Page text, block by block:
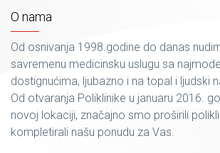
O nama
Od osnivanja 1998.godine do danas
savremenu medicinsku uslugu sa
dostignućima, ljubazno i na topal i ljudski
Od otvaranja Poliklinike u januaru 2016.
novoj lokaciji, značajno smo proširili
kompletirali našu ponudu za Vas.